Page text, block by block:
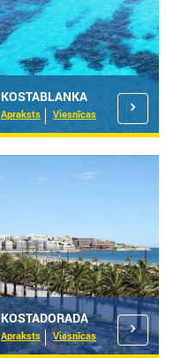
KOSTABLANKA
Apraksts Viesnīcas
KOSTADORADA
Apraksts Viesnīcas